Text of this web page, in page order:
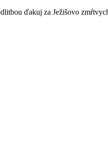
ďakuj za Ježišovo